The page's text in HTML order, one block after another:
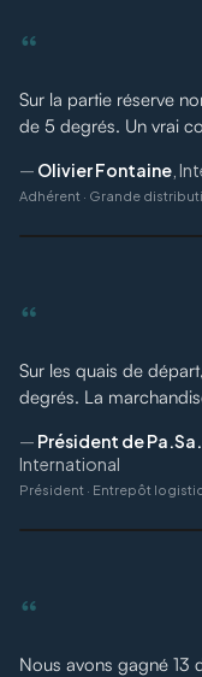
“
Sur la partie réserve
de 5 degrés. Un vrai
— Olivier Fontaine
Adhérent · Grande
“
Sur les quais de
degrés. La
— Président de
International
Président · Entrepôt
“
Nous avons gagné 13